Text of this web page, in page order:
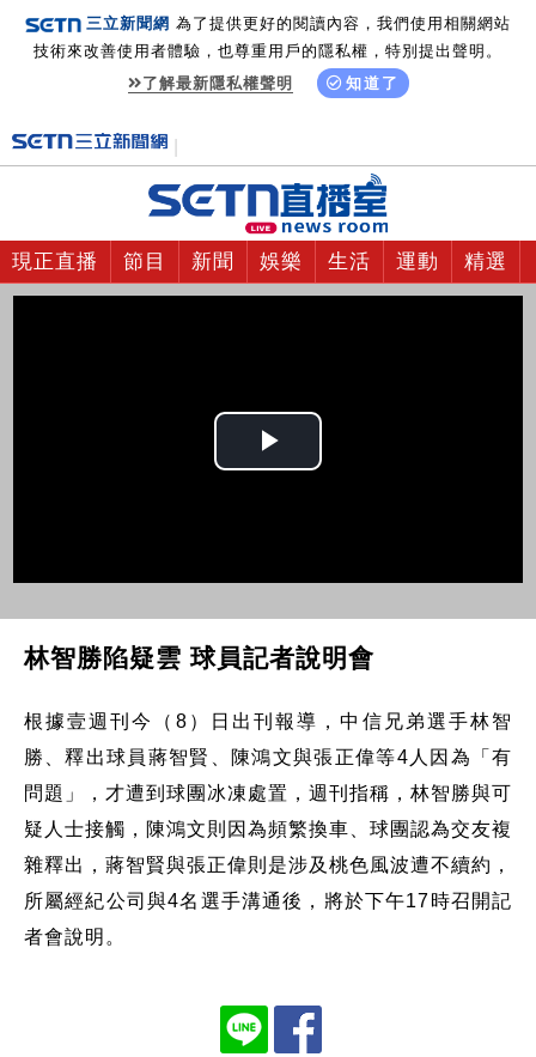
三立新聞網 為了提供更好的閱讀內容，我們使用相關網站
技術來改善使用者體驗，也尊重用戶的隱私權，特別提出聲明。
了解最新隱私權聲明
知道了
現正直播 節目 新聞 娛樂 生活 運動 精選
Play
林智勝陷疑雲 球員記者說明會
根據壹週刊今（8）日出刊報導，中信兄弟選手林智
勝、釋出球員蔣智賢、陳鴻文與張正偉等4人因為「有
問題」，才遭到球團冰凍處置，週刊指稱，林智勝與可
疑人士接觸，陳鴻文則因為頻繁換車、球團認為交友複
雜釋出，蔣智賢與張正偉則是涉及桃色風波遭不續約，
所屬經紀公司與4名選手溝通後，將於下午17時召開記
者會說明。